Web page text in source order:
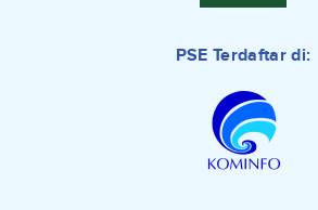
PSE Terdaftar di: